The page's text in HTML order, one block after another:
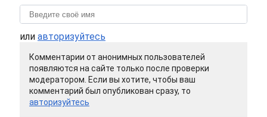
или авторизуйтесь
Комментарии от анонимных пользователей
появляются на сайте только после проверки
модератором. Если вы хотите, чтобы ваш
комментарий был опубликован сразу, то
авторизуйтесь